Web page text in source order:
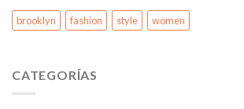
brooklyn fashion style women
CATEGORÍAS